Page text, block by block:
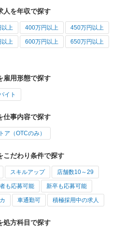
人を年収で探す
以上 400万円以上 450万円以上
以上 600万円以上 650万円以上
雇用形態で探す
イト
仕事内容で探す
ア（OTCのみ）
こだわり条件で探す
スキルアップ 店舗数10～29
も応募可能 新卒も応募可能
車通勤可 積極採用中の求人
処方科目で探す